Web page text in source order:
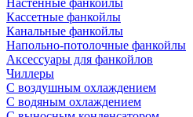
Настенные фанкойлы
Кассетные фанкойлы
Канальные фанкойлы
Напольно-потолочные фанкойлы
Аксессуары для фанкойлов
Чиллеры
С воздушным охлаждением
С водяным охлаждением